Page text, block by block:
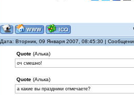
Дата: Вторник, 09 Января 2007, 08:45:30 |
Quote (Алька)
оч смешно!
Quote (Алька)
а какие вы праздники отмечаете?